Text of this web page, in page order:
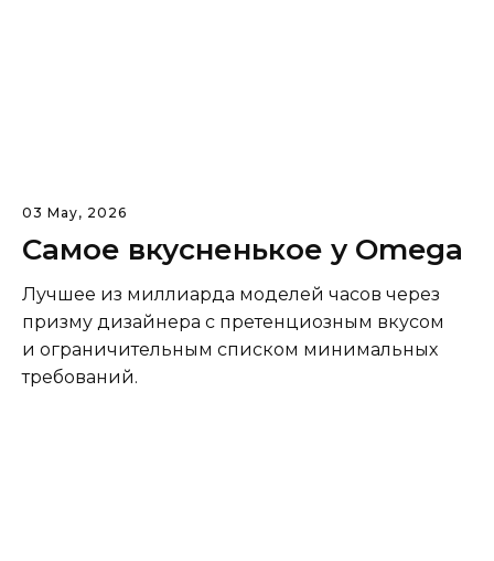
03 May, 2026
Самое вкусненькое у Omega
Лучшее из миллиарда моделей часов через
призму дизайнера с претенциозным вкусом
и ограничительным списком минимальных
требований.